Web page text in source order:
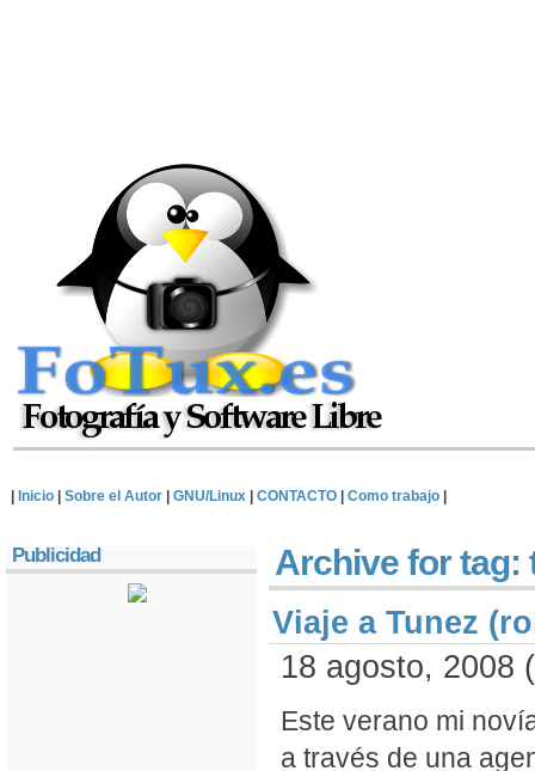
Inicio Sobre el Autor GNU/Linux CONTACTO Como trabajo
Archive for tag:
Viaje a Tunez
18 agosto, 2008
Este verano mi
a través de una
Publicidad